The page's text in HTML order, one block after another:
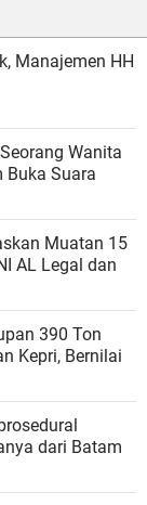
Manajemen HH
Wanita
Buka Suara
Muatan 15
AL Legal dan
390 Ton
Kepri, Bernilai
dari Batam